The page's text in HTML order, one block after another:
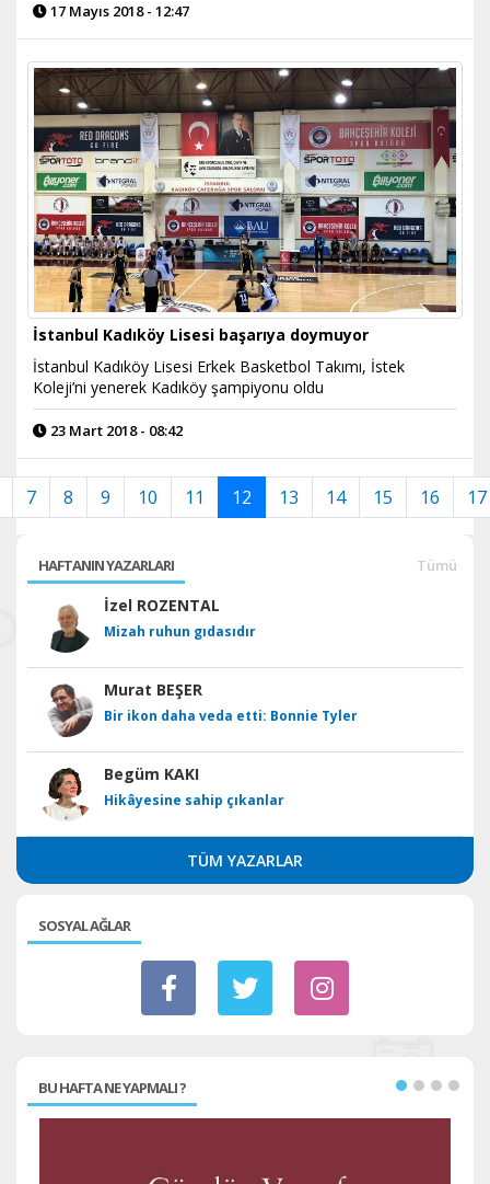
17 Mayıs 2018 - 12:47
İstanbul Kadıköy Lisesi başarıya doymuyor
İstanbul Kadıköy Lisesi Erkek Basketbol Takımı, İstek
Koleji’ni yenerek Kadıköy şampiyonu oldu
23 Mart 2018 - 08:42
7 8 9 10 11 12 13 14 15 16 17
HAFTANIN YAZARLARI Tümü
İzel ROZENTAL
Mizah ruhun gıdasıdır
Murat BEŞER
Bir ikon daha veda etti: Bonnie Tyler
Begüm KAKI
Hikâyesine sahip çıkanlar
TÜM YAZARLAR
SOSYAL AĞLAR
BU HAFTA NE YAPMALI ?